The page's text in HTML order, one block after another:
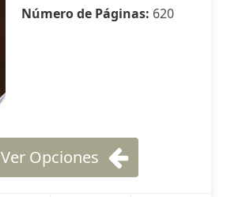
Número de Páginas: 620
Ver Opciones